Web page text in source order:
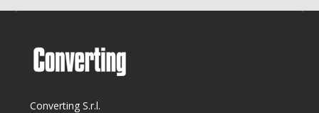
Converting S.r.l.